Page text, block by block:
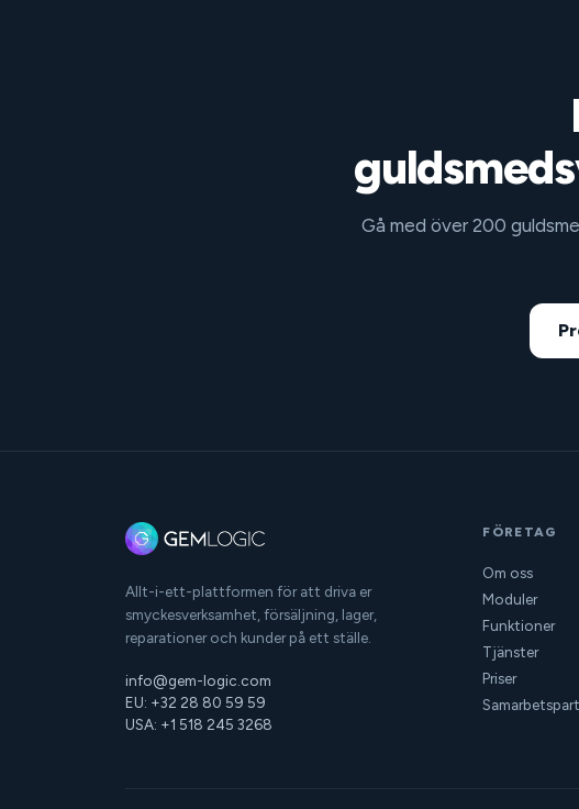
Gå med över 200
Allt-i-ett-plattformen för att driva er
smyckesverksamhet, försäljning, lager,
reparationer och kunder på ett ställe.
info@gem-logic.com
EU: +32 28 80 59 59
USA: +1 518 245 3268
FÖRETAG
Om oss
Moduler
Funktioner
Tjänster
Priser